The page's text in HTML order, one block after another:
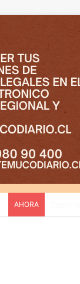
AHORA